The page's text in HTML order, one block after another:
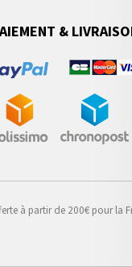
&
à partir de 200€ pour la